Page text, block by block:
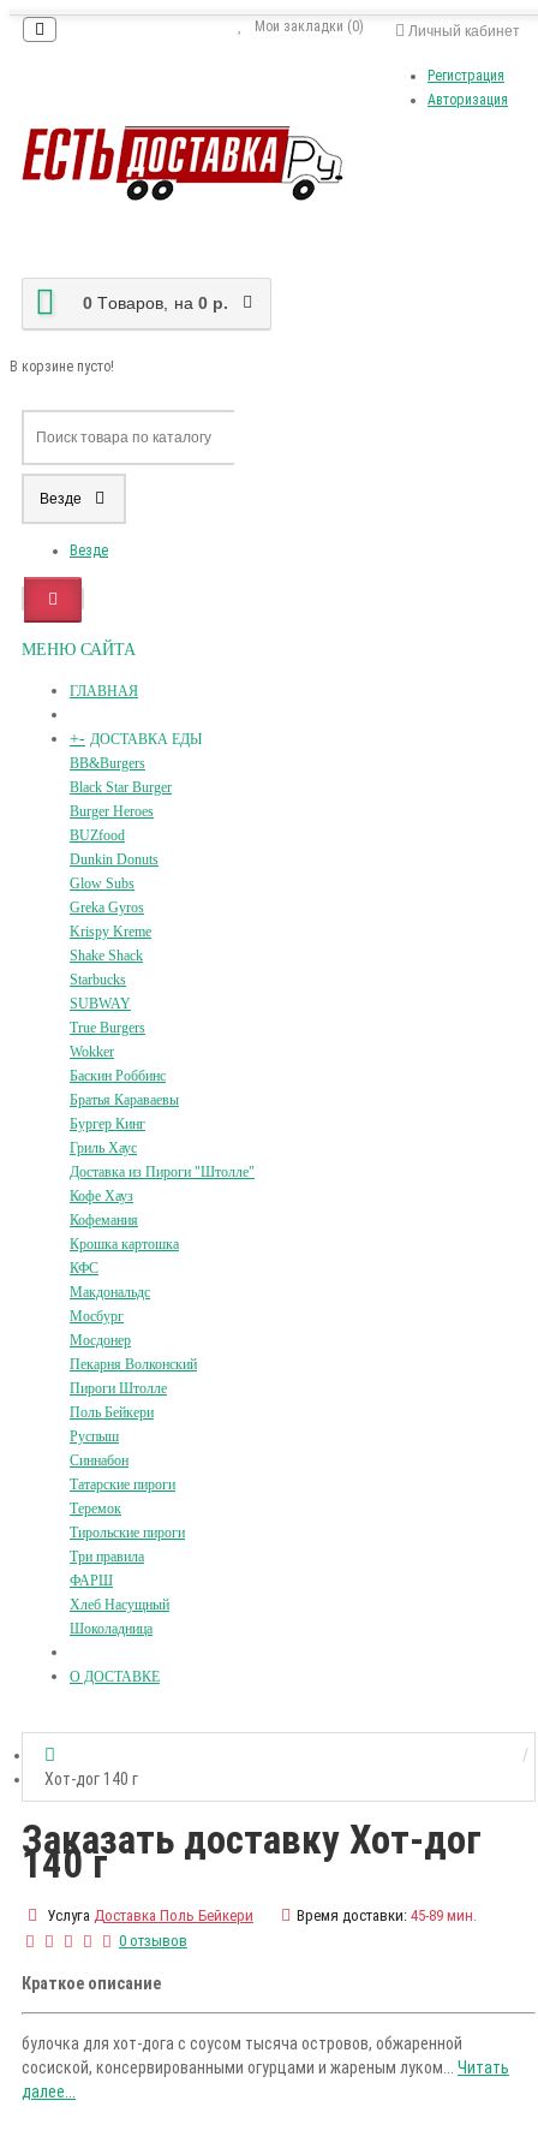
Личный кабинет
Регистрация
Авторизация
Мои закладки (0)
0 Tоваров, на 0 р.
В корзине пусто!
Везде
Везде
МЕНЮ САЙТА
ГЛАВНАЯ
+- ДОСТАВКА ЕДЫ
BB&Burgers
Black Star Burger
Burger Heroes
BUZfood
Dunkin Donuts
Glow Subs
Greka Gyros
Krispy Kreme
Shake Shack
Starbucks
SUBWAY
True Burgers
Wokker
Баскин Роббинс
Братья Караваевы
Бургер Кинг
Гриль Хаус
Доставка из Пироги "Штолле"
Кофе Хауз
Кофемания
Крошка картошка
КФС
Макдональдс
Мосбург
Мосдонер
Пекарня Волконский
Пироги Штолле
Поль Бейкери
Руспыш
Синнабон
Татарские пироги
Теремок
Тирольские пироги
Три правила
ФАРШ
Хлеб Насущный
Шоколадница
О ДОСТАВКЕ
Хот-дог 140 г
Заказать доставку Хот-дог
140 г
Услуга Доставка Поль Бейкери Время доставки: 45-89 мин.
0 отзывов
Краткое описание
булочка для хот-дога с соусом тысяча островов, обжаренной
сосиской, консервированными огурцами и жареным луком... Читать
далее...